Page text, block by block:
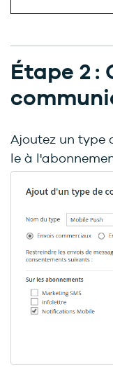
Étape 2 :
Ajoutez un type
le à